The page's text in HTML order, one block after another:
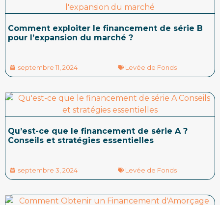
Comment exploiter le financement de série B
pour l’expansion du marché ?
septembre 11, 2024 Levée de Fonds
Qu’est-ce que le financement de série A ?
Conseils et stratégies essentielles
septembre 3, 2024 Levée de Fonds